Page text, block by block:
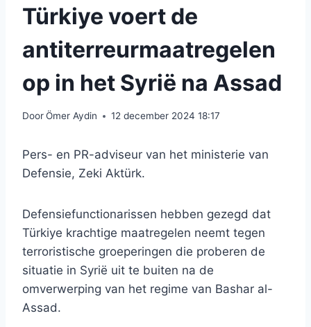
Türkiye voert de
antiterreurmaatregelen
op in het Syrië na Assad
DoorÖmer Aydin 12 december 2024 18:17
Pers- en PR-adviseur van het ministerie van
Defensie, Zeki Aktürk.
Defensiefunctionarissen hebben gezegd dat
Türkiye krachtige maatregelen neemt tegen
terroristische groeperingen die proberen de
situatie in Syrië uit te buiten na de
omverwerping van het regime van Bashar al-
Assad.